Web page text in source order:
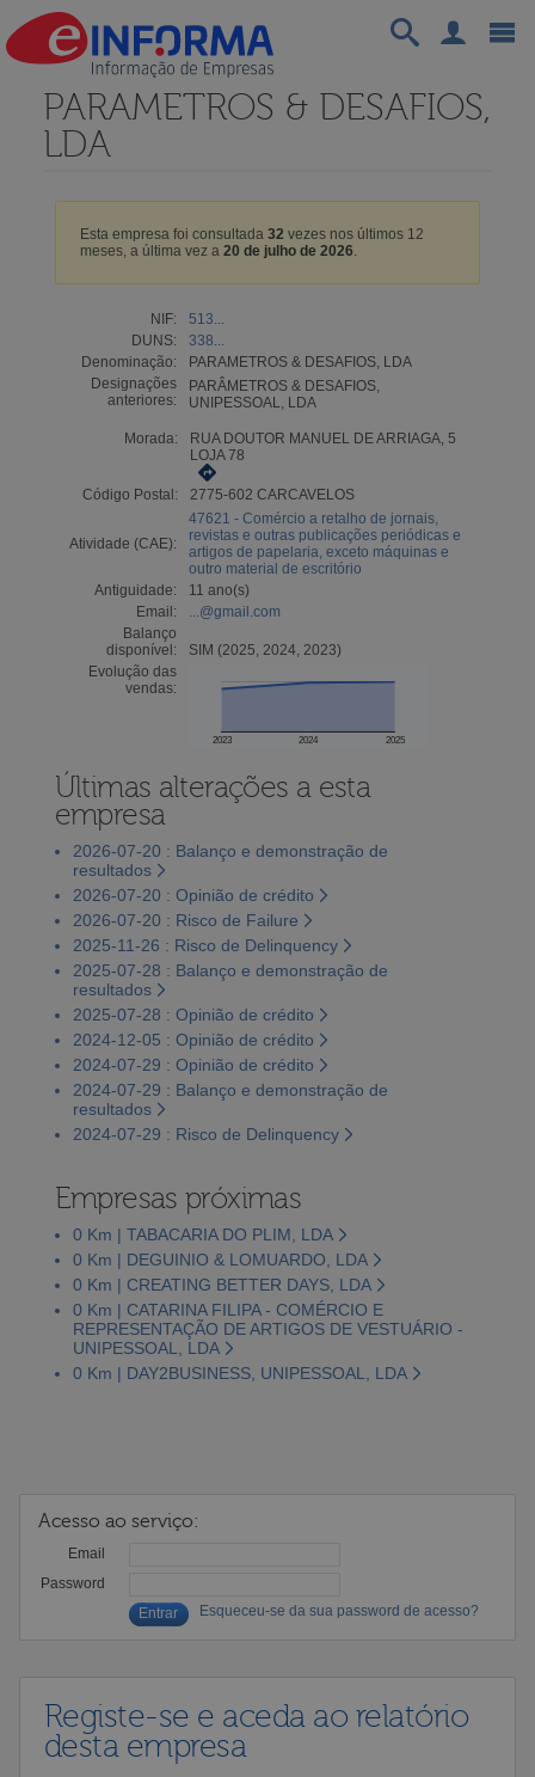
PARAMETROS & DESAFIOS,
LDA
Esta empresa foi consultada 32 vezes nos últimos 12
meses, a última vez a 20 de julho de 2026.
NIF:
513...
DUNS:
338...
Denominação:
PARAMETROS & DESAFIOS, LDA
Designações
anteriores:
PARÂMETROS & DESAFIOS,
UNIPESSOAL, LDA
Morada:
RUA DOUTOR MANUEL DE ARRIAGA, 5
LOJA 78
Código Postal: 2775-602 CARCAVELOS
Atividade (CAE):
47621 - Comércio a retalho de jornais,
revistas e outras publicações periódicas e
artigos de papelaria, exceto máquinas e
outro material de escritório
Antiguidade:
11 ano(s)
Email:
...@gmail.com
Balanço
disponível:
SIM (2025, 2024, 2023)
Evolução das
vendas:
2023 2024 2025
Últimas alterações a esta
empresa
2026-07-20 : Balanço e demonstração de
resultados
2026-07-20 : Opinião de crédito
2026-07-20 : Risco de Failure
2025-11-26 : Risco de Delinquency
2025-07-28 : Balanço e demonstração de
resultados
2025-07-28 : Opinião de crédito
2024-12-05 : Opinião de crédito
2024-07-29 : Opinião de crédito
2024-07-29 : Balanço e demonstração de
resultados
2024-07-29 : Risco de Delinquency
Empresas próximas
0 Km | TABACARIA DO PLIM, LDA
0 Km | DEGUINIO & LOMUARDO, LDA
0 Km | CREATING BETTER DAYS, LDA
0 Km | CATARINA FILIPA - COMÉRCIO E
REPRESENTAÇÃO DE ARTIGOS DE VESTUÁRIO -
UNIPESSOAL, LDA
0 Km | DAY2BUSINESS, UNIPESSOAL, LDA
Acesso ao serviço:
Email
Password
Esqueceu-se da sua password de acesso?
Registe-se e aceda ao relatório
desta empresa